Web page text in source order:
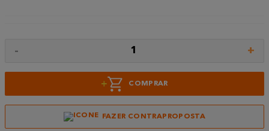
- 1 +
+ COMPRAR
FAZER CONTRAPROPOSTA